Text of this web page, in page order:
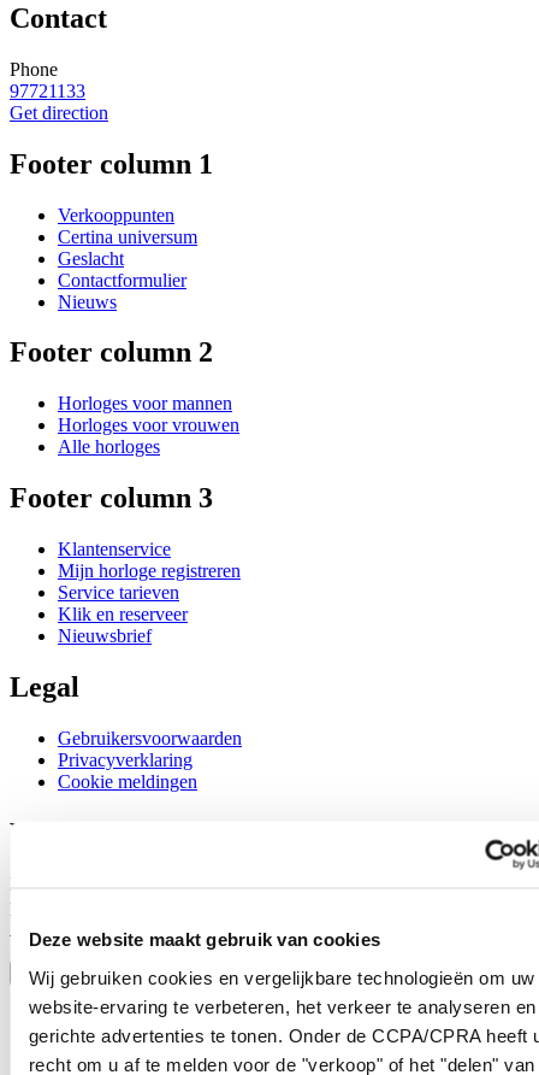
Deze website maakt gebruik van cookies
Wij gebruiken cookies en vergelijkbare technologieën om uw
website-ervaring te verbeteren, het verkeer te analyseren en
gerichte advertenties te tonen. Onder de CCPA/CPRA heeft
recht om u af te melden voor de "verkoop" of het "delen" van
Contact
Phone
97721133
Get direction
Footer column 1
Verkooppunten
Certina universum
Geslacht
Contactformulier
Nieuws
Footer column 2
Horloges voor mannen
Horloges voor vrouwen
Alle horloges
Footer column 3
Klantenservice
Mijn horloge registreren
Service tarieven
Klik en reserveer
Nieuwsbrief
Legal
Gebruikersvoorwaarden
Privacyverklaring
Cookie meldingen
Word lid van de CERTINA club
Meld je aan en ontvang exclusieve aanbiedingen en
productrecensies
Selecteer een land/regio
Taalkeuze
Austria
Belgium
Dutch